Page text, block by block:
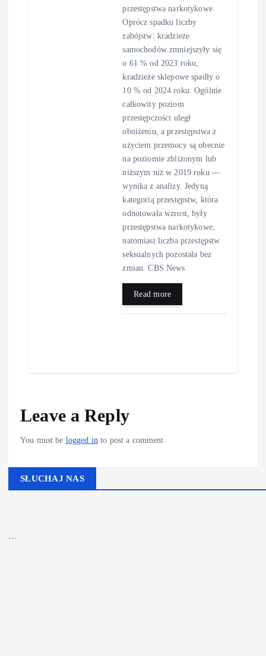
przestępstwa narkotykowe.
Oprócz spadku liczby
zabójstw: kradzieże
samochodów zmniejszyły się
o 61 % od 2023 roku,
kradzieże sklepowe spadły o
10 % od 2024 roku. Ogólnie
całkowity poziom
przestępczości uległ
obniżeniu, a przestępstwa z
użyciem przemocy są obecnie
na poziomie zbliżonym lub
niższym niż w 2019 roku —
wynika z analizy. Jedyną
kategorią przestępstw, która
odnotowała wzrost, były
przestępstwa narkotykowe,
natomiast liczba przestępstw
seksualnych pozostała bez
zmian. CBS News
Read more
Leave a Reply
You must be logged in to post a comment.
SŁUCHAJ NAS
```